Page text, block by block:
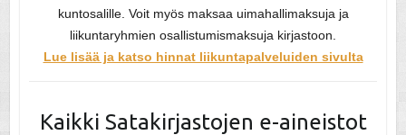
kuntosalille. Voit myös maksaa uimahallimaksuja ja
liikuntaryhmien osallistumismaksuja kirjastoon.
Lue lisää ja katso hinnat liikuntapalveluiden sivulta
Kaikki Satakirjastojen e-aineistot